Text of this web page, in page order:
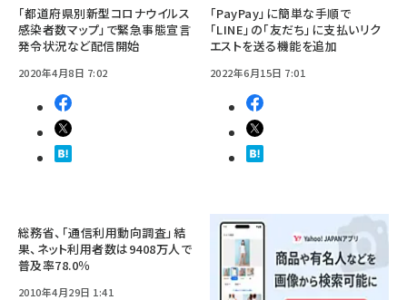
「都道府県別新型コロナウイルス
感染者数マップ」で緊急事態宣言
発令状況など配信開始
2020年4月8日 7:02
「PayPay」に簡単な手順で
「LINE」の「友だち」に支払いリク
エストを送る機能を追加
2022年6月15日 7:01
総務省、「通信利用動向調査」結
果、ネット利用者数は9408万人で
普及率78.0％
2010年4月29日 1:41